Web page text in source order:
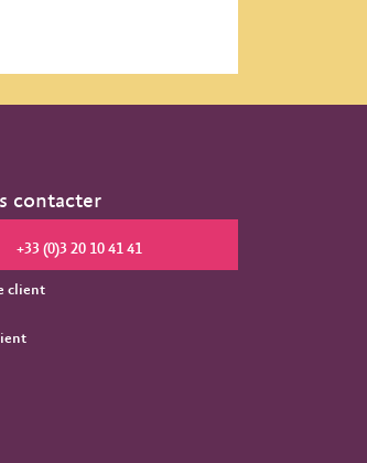
contacter
+33 (0)3 20 10 41 41
client